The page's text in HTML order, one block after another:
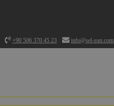
+90 506 370 45 23 info@sel-sun.com